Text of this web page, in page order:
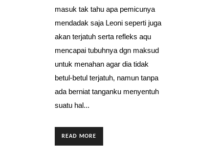
masuk tak tahu apa pemicunya
mendadak saja Leoni seperti juga
akan terjatuh serta refleks aqu
mencapai tubuhnya dgn maksud
untuk menahan agar dia tidak
betul-betul terjatuh, namun tanpa
ada berniat tanganku menyentuh
suatu hal...
READ MORE